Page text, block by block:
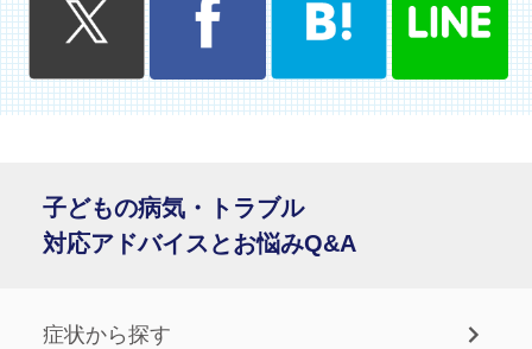
子どもの病気・トラブル
対応アドバイスとお悩みQ&A
症状から探す